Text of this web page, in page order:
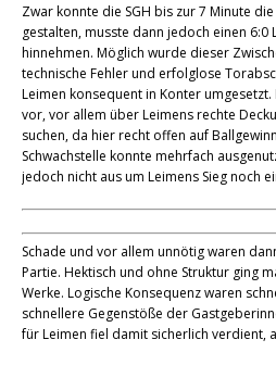
Zwar konnte die SGH bis zur 7 Minute
gestalten, musste dann jedoch einen 6:0
hinnehmen. Möglich wurde dieser
technische Fehler und erfolglose
Leimen konsequent in Konter
vor, vor allem über Leimens rechte
suchen, da hier recht offen auf
Schwachstelle konnte mehrfach
jedoch nicht aus um Leimens Sieg noch
Schade und vor allem unnötig waren
Partie. Hektisch und ohne Struktur ging
Werke. Logische Konsequenz waren
schnellere Gegenstöße der
für Leimen fiel damit sicherlich verdient,